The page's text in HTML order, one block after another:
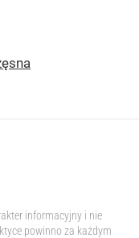
informacyjny i nie
powinno za każdym